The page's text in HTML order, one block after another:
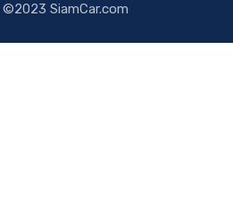
SiamCar.com